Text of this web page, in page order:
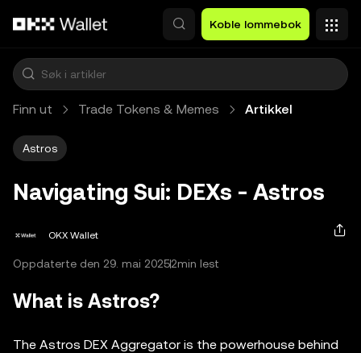
Koble lommebok
Finn ut Trade Tokens & Memes Artikkel
Astros
Navigating Sui: DEXs - Astros
OKX Wallet
Oppdaterte den 29. mai 20252min lest
What is Astros?
The Astros DEX Aggregator is the powerhouse behind